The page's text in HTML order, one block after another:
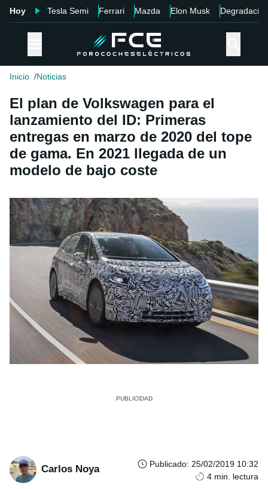
Hoy Tesla Semi Ferrari Mazda Elon Musk Degradación
Inicio Noticias
El plan de Volkswagen para el
lanzamiento del ID: Primeras
entregas en marzo de 2020 del tope
de gama. En 2021 llegada de un
modelo de bajo coste
Carlos Noya Publicado: 25/02/2019 10:32
4 min. lectura